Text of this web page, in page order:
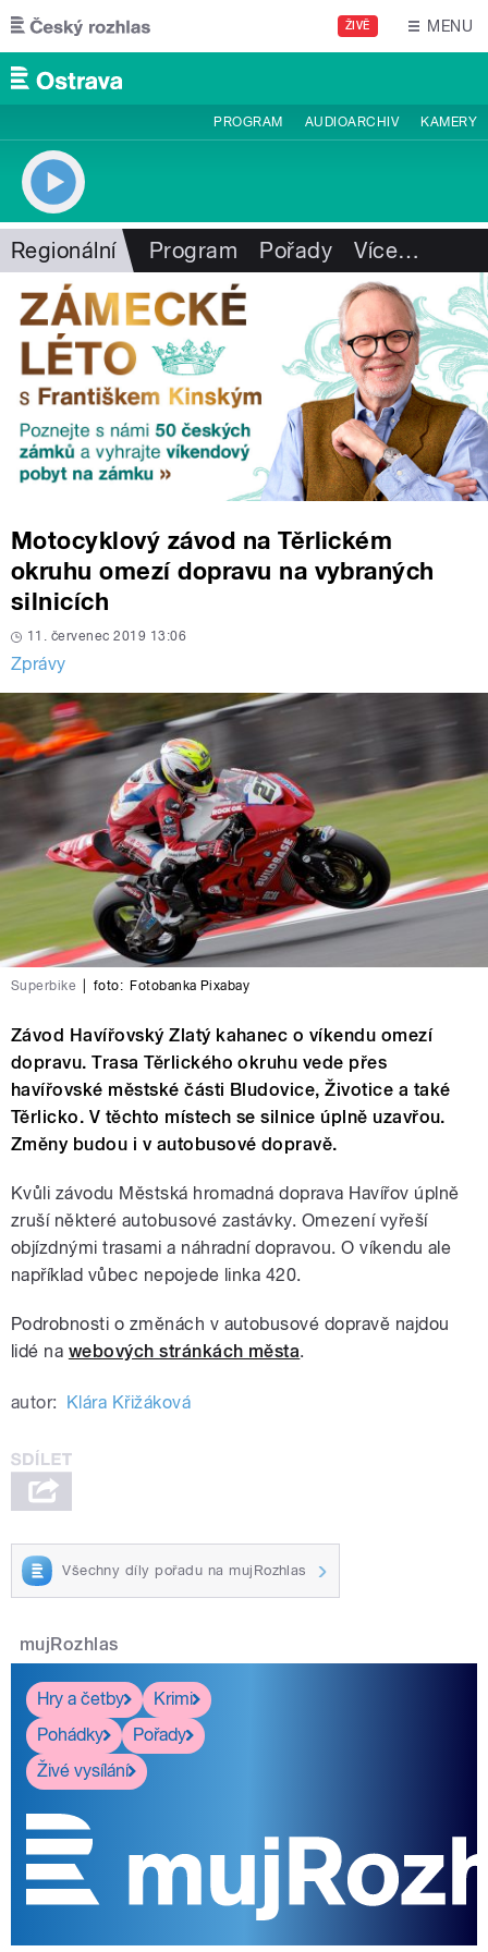
Přejít k hlavnímu obsahu
ŽIVĚ MENU
PROGRAM AUDIOARCHIV KAMERY
Regionální Program Pořady Více…
Motocyklový závod na Těrlickém
okruhu omezí dopravu na vybraných
silnicích
11. červenec 2019 13:06
Zprávy
Superbike foto: Fotobanka Pixabay
Závod Havířovský Zlatý kahanec o víkendu omezí
dopravu. Trasa Těrlického okruhu vede přes
havířovské městské části Bludovice, Životice a také
Těrlicko. V těchto místech se silnice úplně uzavřou.
Změny budou i v autobusové dopravě.
Kvůli závodu Městská hromadná doprava Havířov úplně
zruší některé autobusové zastávky. Omezení vyřeší
objízdnými trasami a náhradní dopravou. O víkendu ale
například vůbec nepojede linka 420.
Podrobnosti o změnách v autobusové dopravě najdou
lidé na webových stránkách města.
autor: Klára Křižáková
Všechny díly pořadu na mujRozhlas
mujRozhlas
Hry a četby
Krimi
Pohádky
Pořady
Živé vysílání